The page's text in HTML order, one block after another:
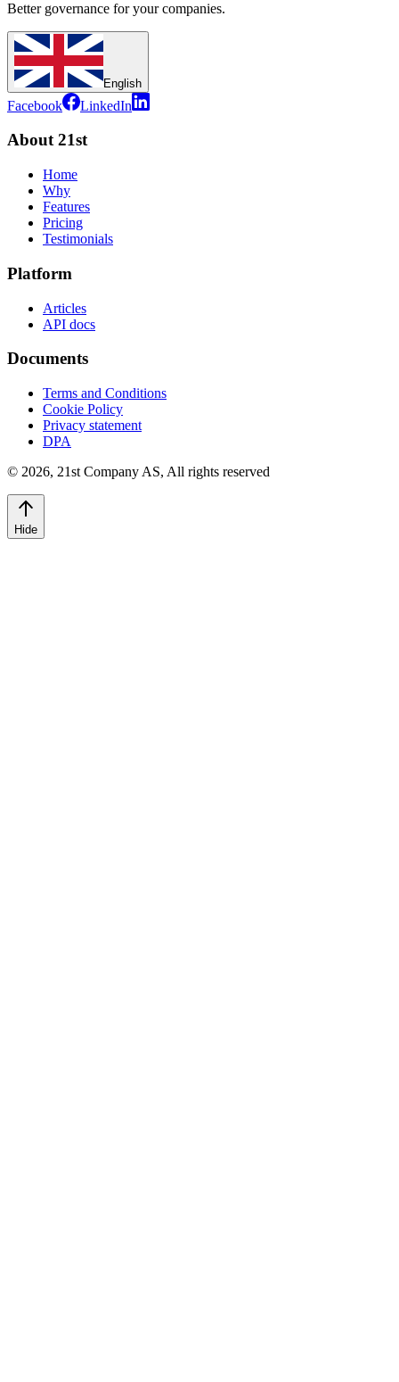
Better governance for your companies.
English
Facebook LinkedIn
About 21st
Home
Why
Features
Pricing
Testimonials
Platform
Articles
API docs
Documents
Terms and Conditions
Cookie Policy
Privacy statement
DPA
© 2026, 21st Company AS, All rights reserved
Hide